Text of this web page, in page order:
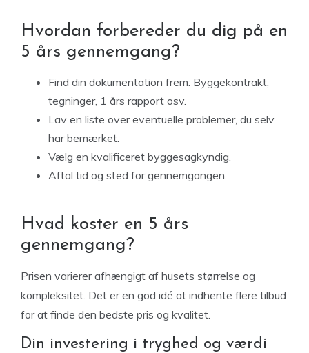
Hvordan forbereder du dig på en
5 års gennemgang?
Find din dokumentation frem: Byggekontrakt,
tegninger, 1 års rapport osv.
Lav en liste over eventuelle problemer, du selv
har bemærket.
Vælg en kvalificeret byggesagkyndig.
Aftal tid og sted for gennemgangen.
Hvad koster en 5 års
gennemgang?
Prisen varierer afhængigt af husets størrelse og
kompleksitet. Det er en god idé at indhente flere tilbud
for at finde den bedste pris og kvalitet.
Din investering i tryghed og værdi